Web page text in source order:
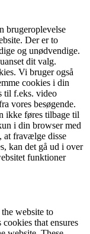
brugeroplevelse
Der er to
og unødvendige.
dit valg.
Vi bruger også
cookies i din
til f.eks. video
vores besøgende.
ikke føres tilbage til
i din browser med
at fravælge disse
kan det gå ud i over
funktioner
website to
that ensures